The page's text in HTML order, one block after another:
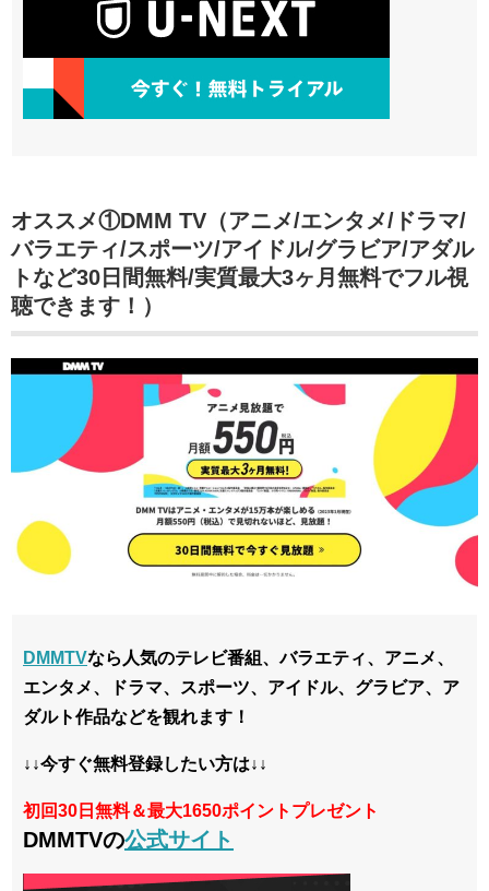
オススメ①DMM TV（アニメ/エンタメ/ドラマ/
バラエティ/スポーツ/アイドル/グラビア/アダル
トなど30日間無料/実質最大3ヶ月無料でフル視
聴できます！）
DMMTVなら人気のテレビ番組、バラエティ、アニメ、
エンタメ、ドラマ、スポーツ、アイドル、グラビア、ア
ダルト作品などを観れます！
↓↓今すぐ無料登録したい方は↓↓
初回30日無料＆最大1650ポイントプレゼント
DMMTVの公式サイト